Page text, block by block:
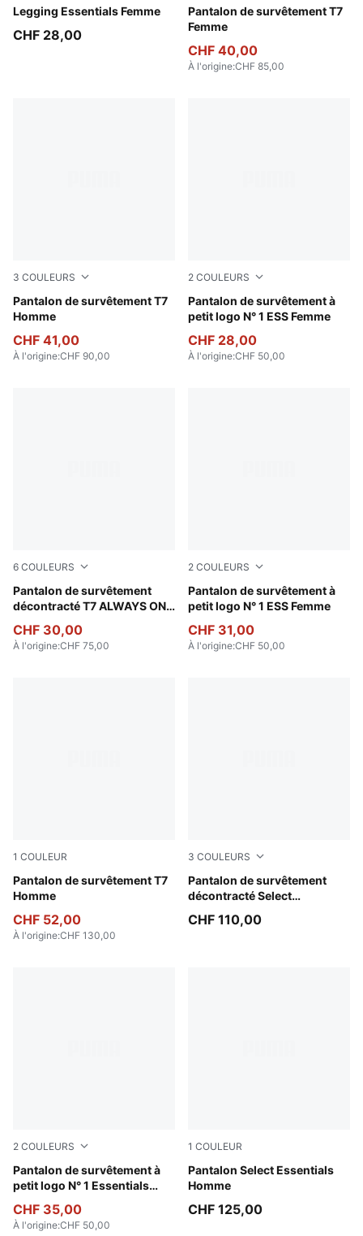
Legging Essentials Femme
Puma Black
CHF 28,00
Pantalon de survêtement T7
Femme
Chocolate Brown
CHF 40,00
À l'origine:CHF 85,00
3 COULEURS
Pantalon de survêtement T7
Homme
Chocolate Brown
CHF 41,00
À l'origine:CHF 90,00
2 COULEURS
Pantalon de survêtement à
petit logo N° 1 ESS Femme
Light Gray Heather
CHF 28,00
À l'origine:CHF 50,00
6 COULEURS
Pantalon de survêtement
décontracté T7 ALWAYS ON
Chocolate Brown
CHF 30,00
À l'origine:CHF 75,00
2 COULEURS
Pantalon de survêtement à
petit logo N° 1 ESS Femme
Puma Black
CHF 31,00
À l'origine:CHF 50,00
1 COULEUR
Pantalon de survêtement T7
Homme
Puma Black
CHF 52,00
À l'origine:CHF 130,00
3 COULEURS
Pantalon de survêtement
décontracté Select
Puma Black
CHF 110,00
2 COULEURS
Pantalon de survêtement à
petit logo N° 1 Essentials
Light Gray Heather
CHF 35,00
À l'origine:CHF 50,00
1 COULEUR
Pantalon Select Essentials
Homme
Rich Cocoa
CHF 125,00